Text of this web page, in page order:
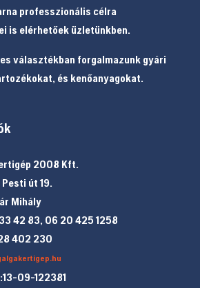
professzionális célra
is elérhetőek üzletünkben.
választékban forgalmazunk gyári
és kenőanyagokat.
2008 Kft.
út 19.
Mihály
42 83, 06 20 425 1258
402 230
09-122381